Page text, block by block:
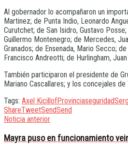
Al gobernador lo acompañaron un
Martinez; de Punta Indio, Leonardo
Curutchet; de San Isidro, Gustavo
Guillermo Montenegro; de Mercedes,
Granados; de Ensenada, Mario Secco;
Francisco Andreotti; de Hurlingham,
También participaron el presidente de
Mariano Cascallares; y los concejales
Tags: Axel KicillofProvinciaseguridad
ShareTweetSendSend
Noticia anterior
Mayra puso en funcionamiento